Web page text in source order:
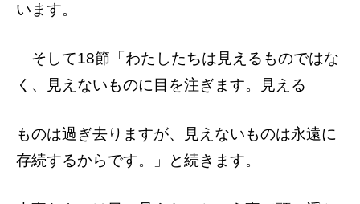
います。
そして18節「わたしたちは見えるものではな
く、見えないものに目を注ぎます。見える
ものは過ぎ去りますが、見えないものは永遠に
存続するからです。」と続きます。